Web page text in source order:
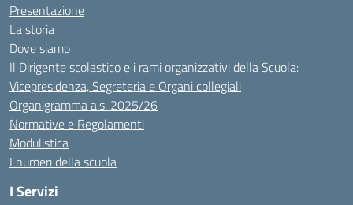
Presentazione
La storia
Dove siamo
Il Dirigente scolastico e i rami organizzativi della Scuola:
Vicepresidenza, Segreteria e Organi collegiali
Organigramma a.s. 2025/26
Normative e Regolamenti
Modulistica
I numeri della scuola
I Servizi